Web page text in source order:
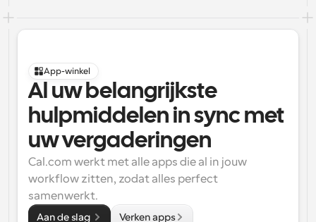
App-winkel
Al uw belangrijkste
hulpmiddelen in sync met
uw vergaderingen
Cal.com werkt met alle apps die al in jouw
workflow zitten, zodat alles perfect
samenwerkt.
Aan de slag Verken apps